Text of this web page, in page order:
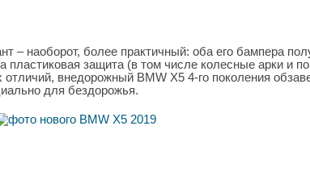
– наоборот, более практичный: оба его бампера
пластиковая защита (в том числе колесные арки и
внедорожный BMW X5 4-го поколения
для бездорожья.